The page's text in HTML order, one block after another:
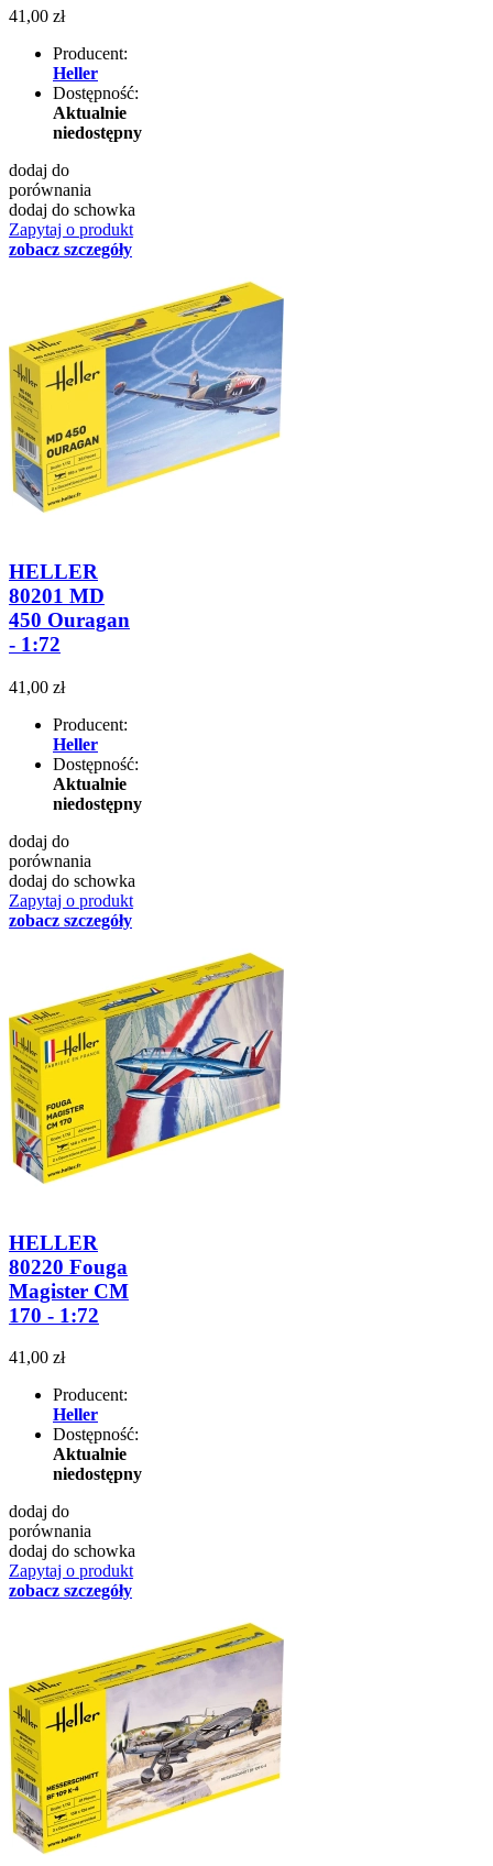
41,00 zł
Producent:
Heller
Dostępność:
Aktualnie
niedostępny
dodaj do
porównania
dodaj do schowka
Zapytaj o produkt
zobacz szczegóły
HELLER
80201 MD
450 Ouragan
- 1:72
41,00 zł
Producent:
Heller
Dostępność:
Aktualnie
niedostępny
dodaj do
porównania
dodaj do schowka
Zapytaj o produkt
zobacz szczegóły
HELLER
80220 Fouga
Magister CM
170 - 1:72
41,00 zł
Producent:
Heller
Dostępność:
Aktualnie
niedostępny
dodaj do
porównania
dodaj do schowka
Zapytaj o produkt
zobacz szczegóły